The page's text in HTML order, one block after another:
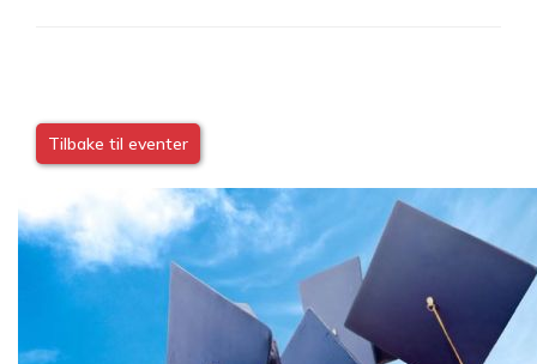
Tilbake til eventer